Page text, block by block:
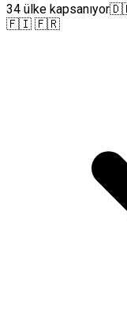
34 ülke kapsanıyor
🇫🇮 🇫🇷